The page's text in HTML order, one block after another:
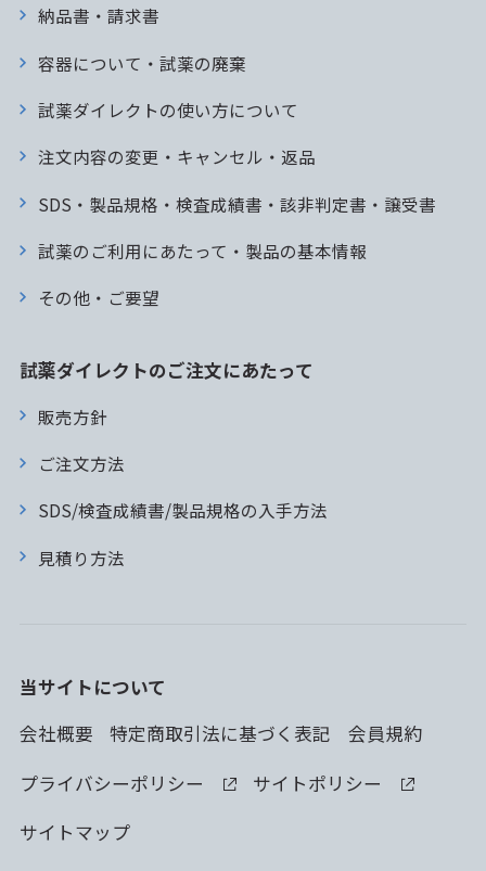
納品書・請求書
容器について・試薬の廃棄
試薬ダイレクトの使い方について
注文内容の変更・キャンセル・返品
SDS・製品規格・検査成績書・該非判定書・譲受書
試薬のご利用にあたって・製品の基本情報
その他・ご要望
試薬ダイレクトのご注文にあたって
販売方針
ご注文方法
SDS/検査成績書/製品規格の入手方法
見積り方法
当サイトについて
会社概要
特定商取引法に基づく表記
会員規約
プライバシーポリシー
サイトポリシー
サイトマップ